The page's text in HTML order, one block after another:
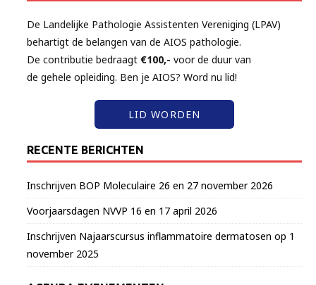
De Landelijke Pathologie Assistenten Vereniging (LPAV)
behartigt de belangen van de AIOS pathologie.
De contributie bedraagt €100,- voor de duur van
de gehele opleiding. Ben je AIOS? Word nu lid!
LID WORDEN
RECENTE BERICHTEN
Inschrijven BOP Moleculaire 26 en 27 november 2026
Voorjaarsdagen NVVP 16 en 17 april 2026
Inschrijven Najaarscursus inflammatoire dermatosen op 1
november 2025